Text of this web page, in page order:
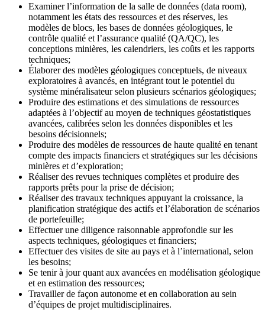
Examiner l’information de la salle de données (data room),
notamment les états des ressources et des réserves, les
modèles de blocs, les bases de données géologiques, le
contrôle qualité et l’assurance qualité (QA/QC), les
conceptions minières, les calendriers, les coûts et les rapports
techniques;
Élaborer des modèles géologiques conceptuels, de niveaux
exploratoires à avancés, en intégrant tout le potentiel du
système minéralisateur selon plusieurs scénarios géologiques;
Produire des estimations et des simulations de ressources
adaptées à l’objectif au moyen de techniques géostatistiques
avancées, calibrées selon les données disponibles et les
besoins décisionnels;
Produire des modèles de ressources de haute qualité en tenant
compte des impacts financiers et stratégiques sur les décisions
minières et d’exploration;
Réaliser des revues techniques complètes et produire des
rapports prêts pour la prise de décision;
Réaliser des travaux techniques appuyant la croissance, la
planification stratégique des actifs et l’élaboration de scénarios
de portefeuille;
Effectuer une diligence raisonnable approfondie sur les
aspects techniques, géologiques et financiers;
Effectuer des visites de site au pays et à l’international, selon
les besoins;
Se tenir à jour quant aux avancées en modélisation géologique
et en estimation des ressources;
Travailler de façon autonome et en collaboration au sein
d’équipes de projet multidisciplinaires.